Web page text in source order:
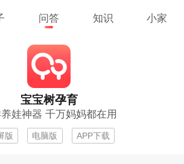
问答 知识 小家
宝宝树孕育
娃神器 千万妈妈都在用
版 电脑版 APP下载